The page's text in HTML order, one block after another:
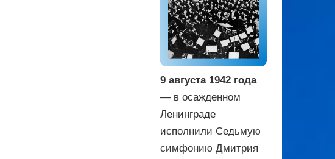
9 августа 1942 года
— в осажденном
Ленинграде
исполнили Седьмую
симфонию Дмитрия